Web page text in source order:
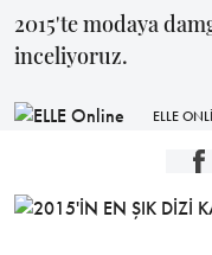
2015'te modaya
inceliyoruz.
ELLE